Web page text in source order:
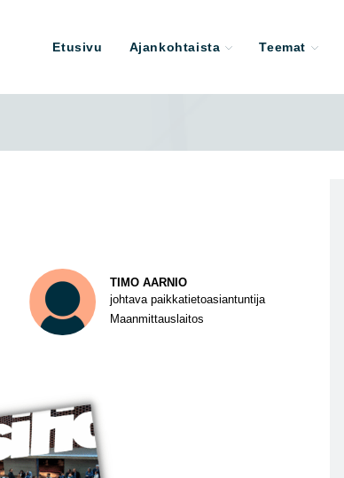
Etusivu Ajankohtaista Teemat
TIMO AARNIO
johtava paikkatietoasiantuntija
Maanmittauslaitos